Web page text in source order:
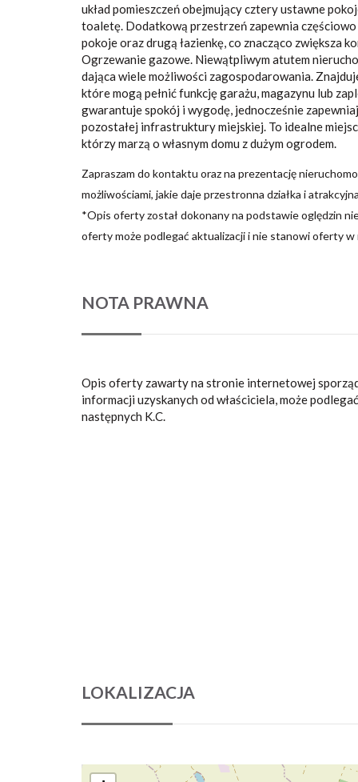
układ pomieszczeń obejmujący cztery ustawne
toaletę. Dodatkową przestrzeń zapewnia
pokoje oraz drugą łazienkę, co znacząco zwiększa
Ogrzewanie gazowe. Niewątpliwym atutem
dająca wiele możliwości zagospodarowania.
które mogą pełnić funkcję garażu, magazynu lub
gwarantuje spokój i wygodę, jednocześnie
pozostałej infrastruktury miejskiej. To idealne
którzy marzą o własnym domu z dużym ogrodem.
Zapraszam do kontaktu oraz na prezentację
możliwościami, jakie daje przestronna działka i
*Opis oferty został dokonany na podstawie oględzin
oferty może podlegać aktualizacji i nie stanowi oferty
NOTA PRAWNA
Opis oferty zawarty na stronie internetowej
informacji uzyskanych od właściciela, może
następnych K.C.
LOKALIZACJA